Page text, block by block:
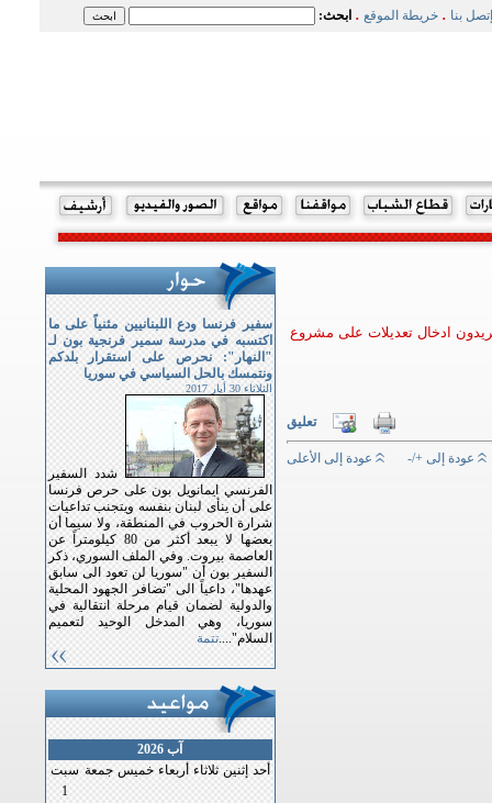
إتصل بنا . خريطة الموقع . ابحث:
ادخال تعديلات على مشروع
تعليق
عودة إلى +/- عودة إلى الأعلى
سفير فرنسا ودع اللبنانيين مثنياً على ما
اكتسبه في مدرسة سمير فرنجية بون لـ
"النهار": نحرص على استقرار بلدكم
ونتمسك بالحل السياسي في سوريا
الثلاثاء 30 أيار 2017
شدد السفير
الفرنسي ايمانويل بون على حرص فرنسا
على أن ينأى لبنان بنفسه ويتجنب تداعيات
شرارة الحروب في المنطقة، ولا سيما أن
بعضها لا يبعد أكثر من 80 كيلومتراً عن
العاصمة بيروت. وفي الملف السوري، ذكر
السفير بون أن "سوريا لن تعود الى سابق
عهدها"، داعياً الى "تضافر الجهود المحلية
والدولية لضمان قيام مرحلة انتقالية في
سوريا، وهي المدخل الوحيد لتعميم
السلام"....تتمة
آب 2026
أحد إثنين ثلاثاء أربعاء خميس جمعة سبت
1